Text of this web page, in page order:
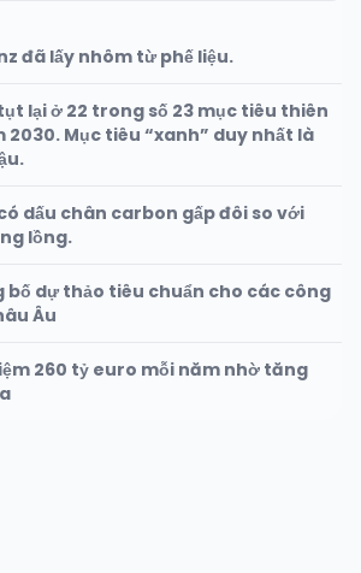
đã lấy nhôm từ phế liệu.
lại ở 22 trong số 23 mục tiêu thiên
2030. Mục tiêu “xanh” duy nhất là
dấu chân carbon gấp đôi so với
lồng.
bố dự thảo tiêu chuẩn cho các công
Âu
260 tỷ euro mỗi năm nhờ tăng